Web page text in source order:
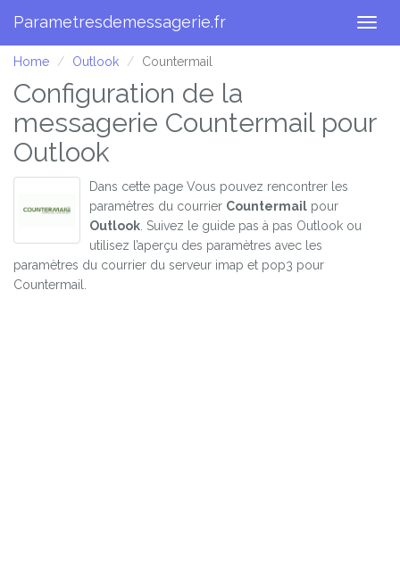
Parametresdemessagerie.fr
Home Outlook Countermail
Configuration de la
messagerie Countermail pour
Outlook
Dans cette page Vous pouvez rencontrer les
paramètres du courrier Countermail pour
Outlook . Suivez le guide pas à pas Outlook ou
utilisez l’aperçu des paramètres avec les
paramètres du courrier du serveur imap et pop3 pour
Countermail.